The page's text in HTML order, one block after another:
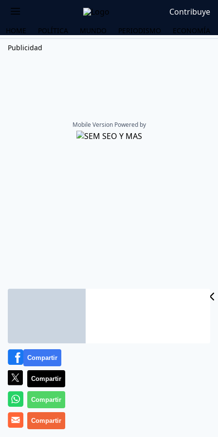
Contribuye
HOME POLÍTICA MUNDO PERIODISMO
ECONOMÍA
Publicidad
Mobile Version Powered by
Compartir
Compartir
Compartir
Compartir